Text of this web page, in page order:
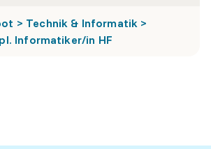
> Technik & Informatik >
Informatiker/in HF